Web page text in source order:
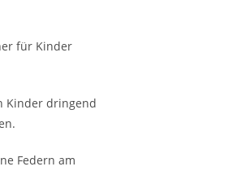
für Kinder
Kinder dringend
Federn am